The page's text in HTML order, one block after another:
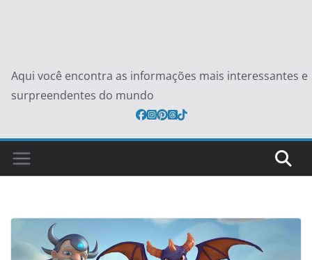
Aqui você encontra as informações mais interessantes e
surpreendentes do mundo